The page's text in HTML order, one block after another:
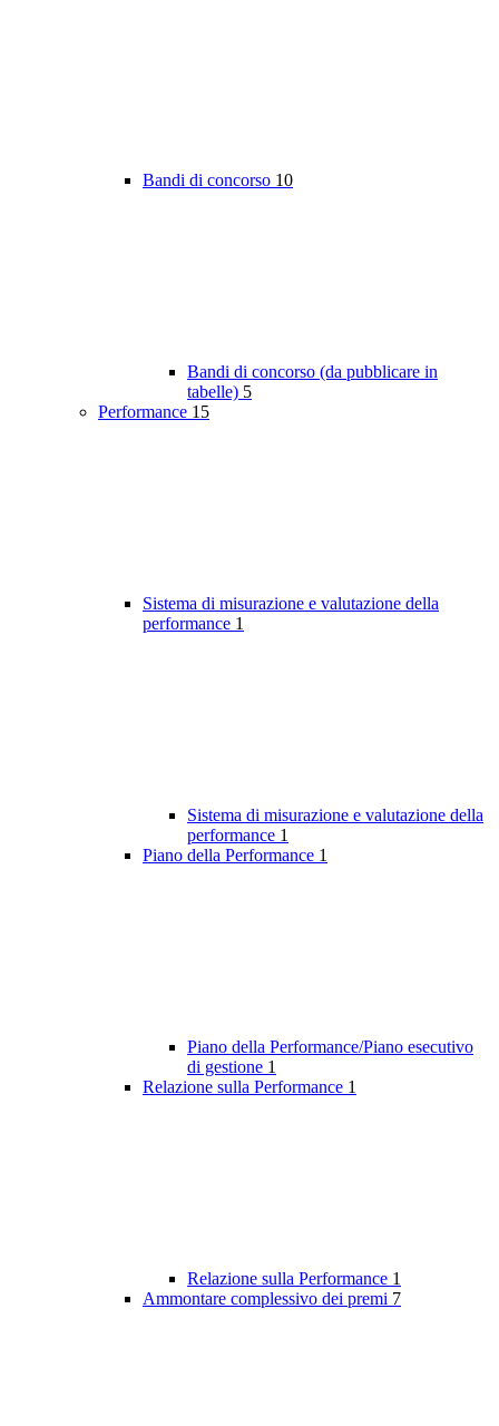
Bandi di concorso 10
Bandi di concorso (da pubblicare in
tabelle) 5
Performance 15
Sistema di misurazione e valutazione della
performance 1
Sistema di misurazione e valutazione della
performance 1
Piano della Performance 1
Piano della Performance/Piano esecutivo
di gestione 1
Relazione sulla Performance 1
Relazione sulla Performance 1
Ammontare complessivo dei premi 7